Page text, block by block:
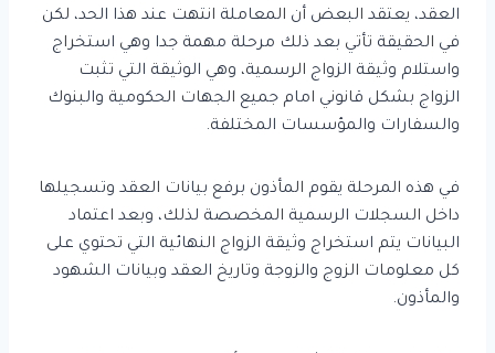
العقد، يعتقد البعض أن المعاملة انتهت عند هذا الحد، لكن
في الحقيقة تأتي بعد ذلك مرحلة مهمة جدا وهي استخراج
واستلام وثيقة الزواج الرسمية، وهي الوثيقة التي تثبت
الزواج بشكل قانوني امام جميع الجهات الحكومية والبنوك
والسفارات والمؤسسات المختلفة.
في هذه المرحلة يقوم المأذون برفع بيانات العقد وتسجيلها
داخل السجلات الرسمية المخصصة لذلك، وبعد اعتماد
البيانات يتم استخراج وثيقة الزواج النهائية التي تحتوي على
كل معلومات الزوج والزوجة وتاريخ العقد وبيانات الشهود
والمأذون.